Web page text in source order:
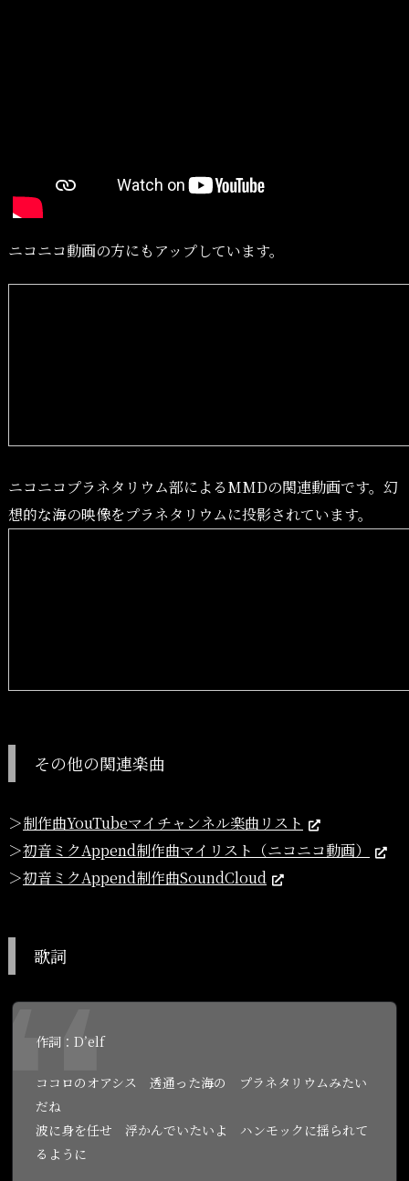
ニコニコ動画の方にもアップしています。
ニコニコプラネタリウム部によるMMDの関連動画です。幻
想的な海の映像をプラネタリウムに投影されています。
その他の関連楽曲
＞制作曲YouTubeマイチャンネル楽曲リスト
＞初音ミクAppend制作曲マイリスト（ニコニコ動画）
＞初音ミクAppend制作曲SoundCloud
歌詞
作詞：D’elf
ココロのオアシス 透通った海の プラネタリウムみたい
だね
波に身を任せ 浮かんでいたいよ ハンモックに揺られて
るように